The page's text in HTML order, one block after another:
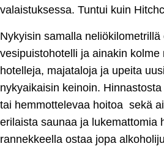
valaistuksessa. Tuntui kuin
Nykyisin samalla
vesipuistohotelli ja ainakin
hotelleja, majataloja ja upeita
nykyaikaisin keinoin.
tai hemmottelevaa hoitoa sekä
erilaista saunaa ja lukemattomia
rannekkeella ostaa jopa